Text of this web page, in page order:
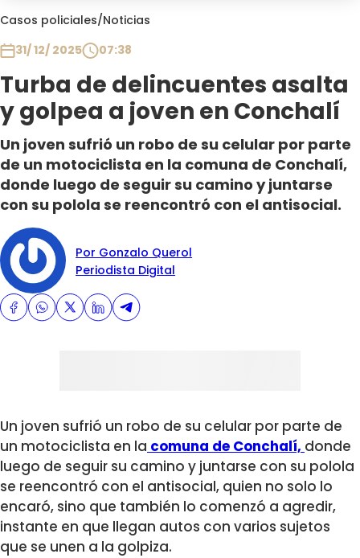
Casos policiales/Noticias
31/ 12/ 2025
07:38
Turba de delincuentes asalta
y golpea a joven en Conchalí
Un joven sufrió un robo de su celular por parte
de un motociclista en la comuna de Conchalí,
donde luego de seguir su camino y juntarse
con su polola se reencontró con el antisocial.
Por Gonzalo Querol
Periodista Digital
Un joven sufrió un robo de su celular por parte de
un motociclista en la comuna de Conchalí, donde
luego de seguir su camino y juntarse con su polola
se reencontró con el antisocial, quien no solo lo
encaró, sino que también lo comenzó a agredir,
instante en que llegan autos con varios sujetos
que se unen a la golpiza.
Club De La Comedia
Plan Perfecto
El Tiempo
Sabingo
Todos Los Programas